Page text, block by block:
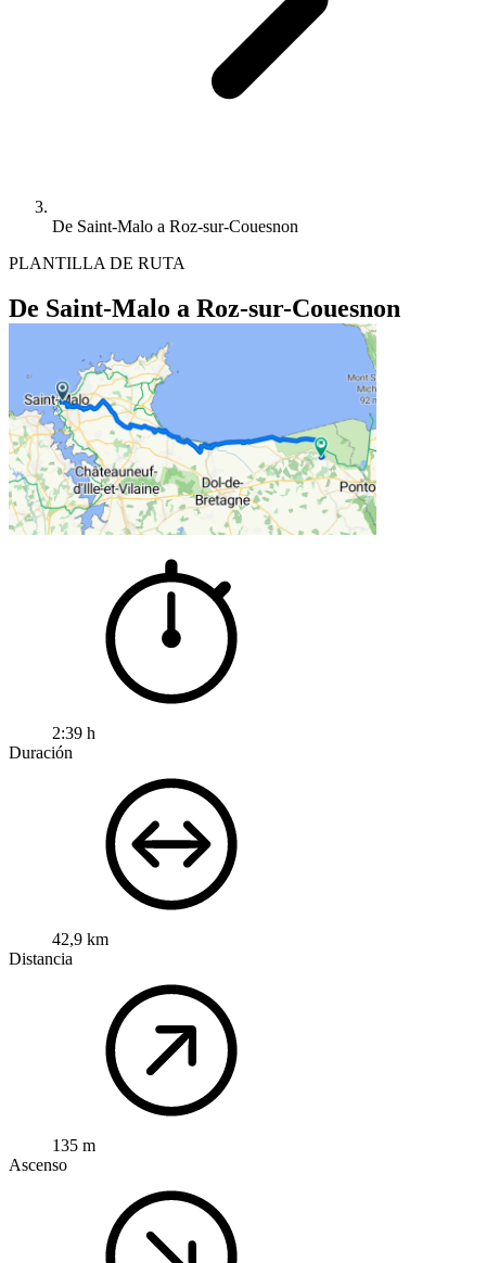
De Saint-Malo a Roz-sur-Couesnon
PLANTILLA DE RUTA
De Saint-Malo a Roz-sur-Couesnon
2:39 h
Duración
42,9 km
Distancia
135 m
Ascenso